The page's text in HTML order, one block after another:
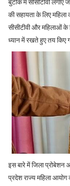
बुटीक में सीसीटीवी
की सहायता के लिए महिला
सीसीटीवी और महिलाओं के
ध्यान में रखते हुए तय किए
इस बारे में जिला प्रोबेशन
प्रदेश राज्य महिला